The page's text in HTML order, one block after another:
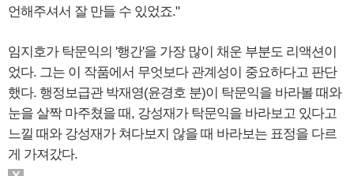
언해주셔서 잘 만들 수 있었죠."
임지호가 탁문익의 '행간'을 가장 많이 채운 부분도 리액션이
었다. 그는 이 작품에서 무엇보다 관계성이 중요하다고 판단
했다. 행정보급관 박재영(윤경호 분)이 탁문익을 바라볼 때와
눈을 살짝 마주쳤을 때, 강성재가 탁문익을 바라보고 있다고
느낄 때와 강성재가 쳐다보지 않을 때 바라보는 표정을 다르
게 가져갔다.